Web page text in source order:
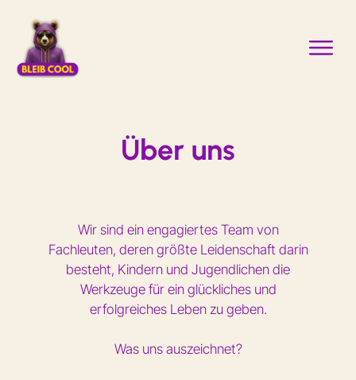
Über uns
Wir sind ein engagiertes Team von
Fachleuten, deren größte Leidenschaft darin
besteht, Kindern und Jugendlichen die
Werkzeuge für ein glückliches und
erfolgreiches Leben zu geben.
Was uns auszeichnet?